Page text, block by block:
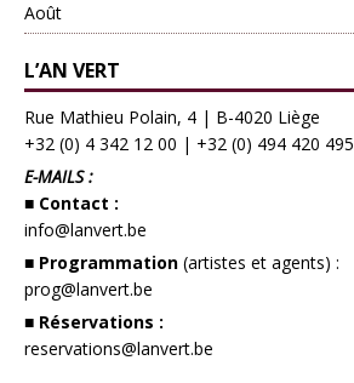
Août
L’AN VERT
Rue Mathieu Polain, 4 | B-4020 Liège
+32 (0) 4 342 12 00 | +32 (0) 494 420 495
E-MAILS :
■ Contact :
info@lanvert.be
■ Programmation (artistes et agents) :
prog@lanvert.be
■ Réservations :
reservations@lanvert.be